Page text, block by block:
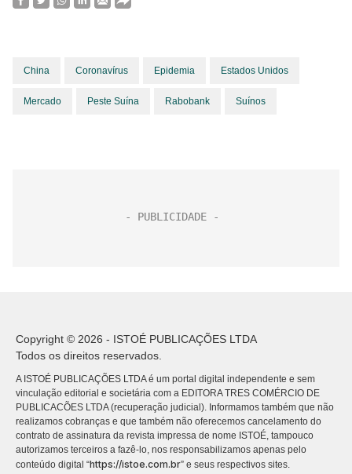
China Coronavírus Epidemia Estados Unidos
Mercado Peste Suína Rabobank Suínos
Copyright © 2026 - ISTOÉ PUBLICAÇÕES LTDA
Todos os direitos reservados.
A ISTOÉ PUBLICAÇÕES LTDA é um portal digital independente e sem
vinculação editorial e societária com a EDITORA TRES COMÉRCIO DE
PUBLICACÕES LTDA (recuperação judicial). Informamos também que não
realizamos cobranças e que também não oferecemos cancelamento do
contrato de assinatura da revista impressa de nome ISTOÉ, tampouco
autorizamos terceiros a fazê-lo, nos responsabilizamos apenas pelo
conteúdo digital “https://istoe.com.br” e seus respectivos sites.